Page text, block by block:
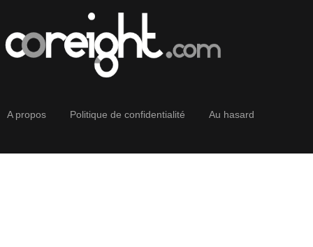
A propos Politique de confidentialité Au hasard